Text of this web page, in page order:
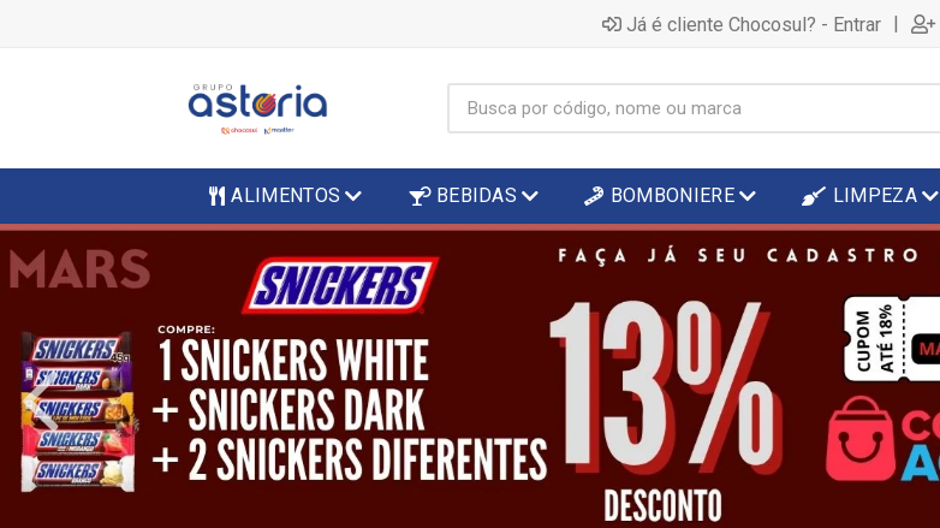
Já é cliente Chocosul? - Entrar |
ALIMENTOS BEBIDAS BOMBONIERE LIMPEZA